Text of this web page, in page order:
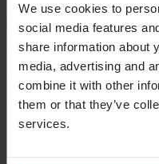
We use cookies to
social media features
share information about
media, advertising and
combine it with other
them or that they’ve
services.
Toon alleen lokale reviews
van de 5
Gebaseerd op 5
5